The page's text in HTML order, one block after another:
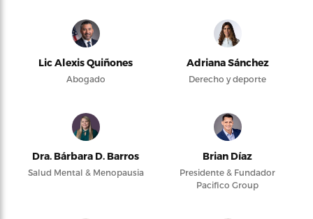
Lic Alexis Quiñones
Abogado
Adriana Sánchez
Derecho y deporte
Dra. Bárbara D. Barros
Salud Mental & Menopausia
Brian Díaz
Presidente & Fundador
Pacifico Group